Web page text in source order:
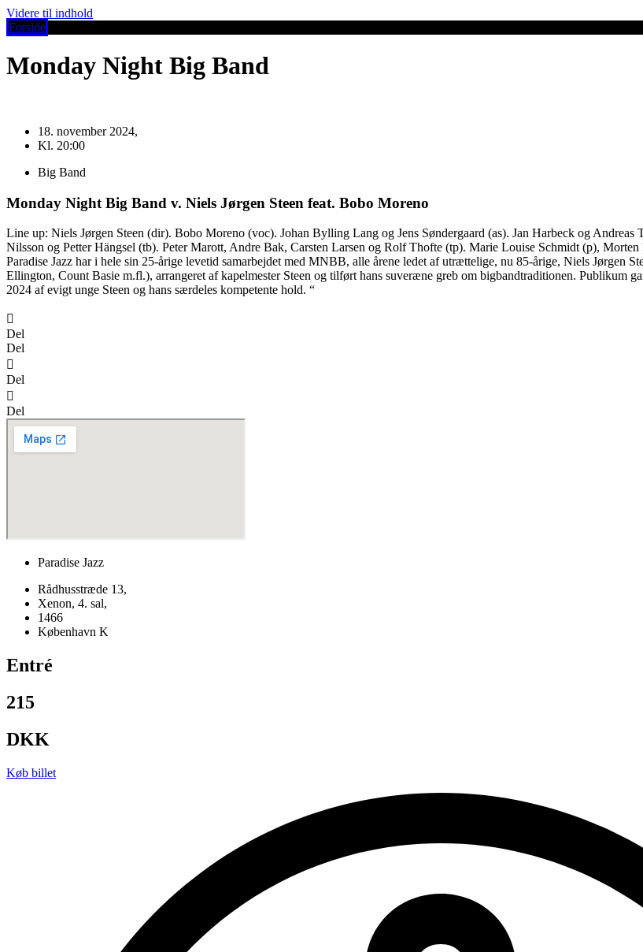
Videre til indhold
Forside
Monday Night Big Band
18. november 2024,
Kl. 20:00
Big Band
Monday Night Big Band v. Niels Jørgen Steen feat. Bobo Moreno
Line up: Niels Jørgen Steen (dir). Bobo Moreno (voc). Johan Bylling Lang og Jens Søndergaard (as). Jan Harbeck og
Nilsson og Petter Hängsel (tb). Peter Marott, Andre Bak, Carsten Larsen og Rolf Thofte (tp). Marie Louise Schmidt (p),
Paradise Jazz har i hele sin 25-årige levetid samarbejdet med MNBB, alle årene ledet af utrættelige, nu 85-årige, Niels Jørgen
Ellington, Count Basie m.fl.), arrangeret af kapelmester Steen og tilført hans suveræne greb om bigbandtraditionen. Publikum
2024 af evigt unge Steen og hans særdeles kompetente hold. “
Del
Del
Del
Del
Paradise Jazz
Rådhusstræde 13,
Xenon, 4. sal,
1466
København K
Entré
215
DKK
Køb billet